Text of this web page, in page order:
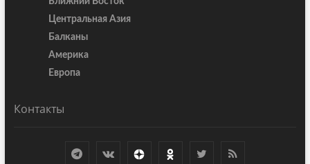
Центральная Азия
Балканы
Америка
Европа
Контакты